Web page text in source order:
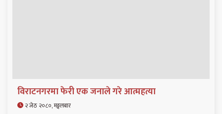
विराटनगरमा फेरी एक जनाले गरे आत्महत्या
२ जेठ २०८०, मङ्गलबार